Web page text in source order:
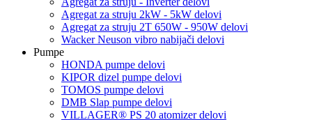
Agregat za struju 2kW - 5kW delovi
Agregat za struju 2T 650W - 950W delovi
Wacker Neuson vibro nabijači delovi
Pumpe
HONDA pumpe delovi
KIPOR dizel pumpe delovi
TOMOS pumpe delovi
DMB Slap pumpe delovi
VILLAGER® PS 20 atomizer delovi